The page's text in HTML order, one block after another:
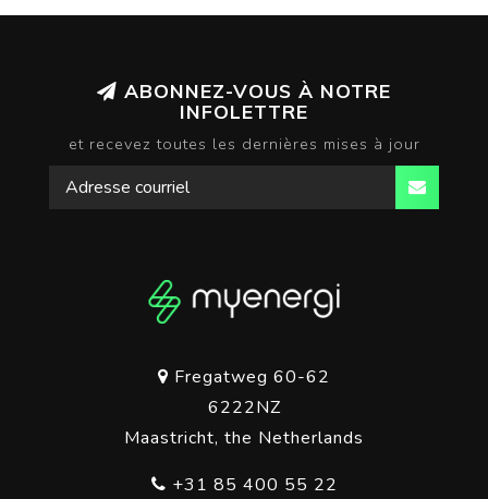
ABONNEZ-VOUS À NOTRE
INFOLETTRE
et recevez toutes les dernières mises à jour
Fregatweg 60-62
6222NZ
Maastricht, the Netherlands
+31 85 400 55 22